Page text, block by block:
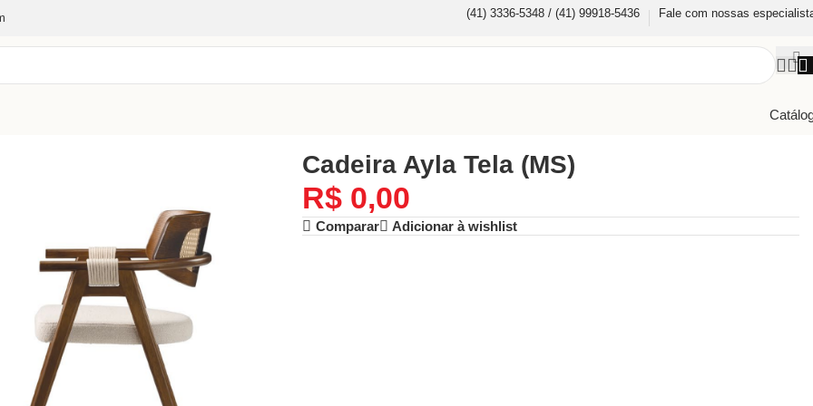
(41) 3336-5348 / (41) 99918-5436 Fale com nossas
Cadeira Ayla Tela (MS)
R$ 0,00
Comparar Adicionar à wishlist